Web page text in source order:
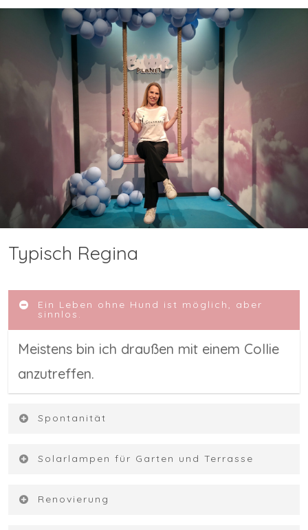
Typisch Regina
Ein Leben ohne Hund ist möglich, aber
sinnlos.
Meistens bin ich draußen mit einem Collie
anzutreffen.
Spontanität
Nun ja, wenn man mir früh genug
spontan sein…
Solarlampen für Garten und Terrasse
Ich kaufe liebend gerne immer wieder
Renovierung